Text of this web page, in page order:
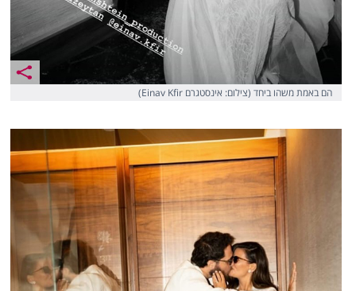
הם באמת משהו ביחד (צילום: אינסטגרם Einav Kfir)